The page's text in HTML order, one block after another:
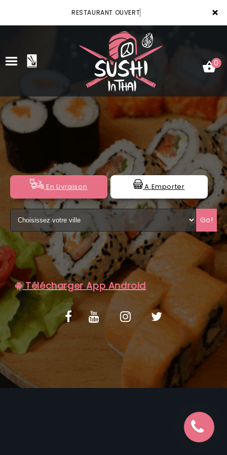
×
RESTAURANT OUVERT
ACCUEIL
VOTRE COMPTE
NOTRE RESTAURANT
VOS AVIS
MENTIONS LÉGALES
C.G.V
0
En Livraison A Emporter
Go!
Télécharger App Android